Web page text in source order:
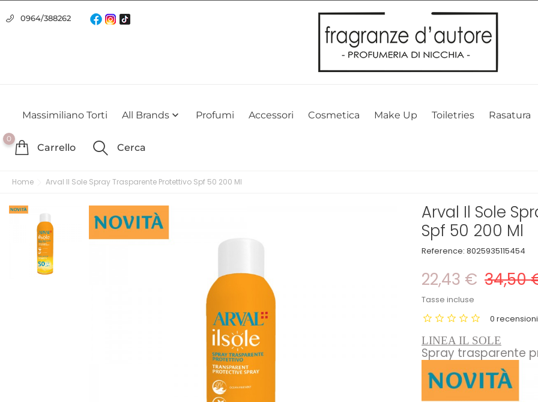
Usiamo i cookie
Utilizziamo i cookie per offrirti la migliore esperienza possibile sul nostro sito web. Cliccando su OK, acconsenti alla nostra politica
0964/388262
Massimiliano Torti All Brands  Profumi Accessori Cosmetica Make Up Toiletries Rasatura
0
Carrello Cerca
Home Arval Il Sole Spray Trasparente Protettivo Spf 50 200 Ml
Arval Il Sole
Spf 50 200 Ml
Reference: 8025935115454
22,43 € 34,50
Tasse incluse
0
LINEA IL SOLE
Spray trasparente